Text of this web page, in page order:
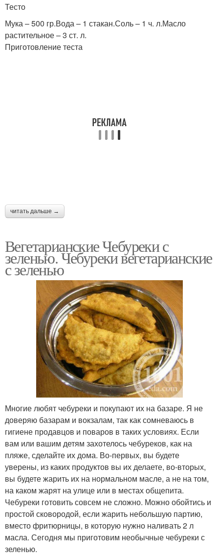
Тесто
Мука – 500 гр.Вода – 1 стакан.Соль – 1 ч. л.Масло
растительное – 3 ст. л.
Приготовление теста
читать дальше →
Вегетарианские Чебуреки с
зеленью. Чебуреки вегетарианские
с зеленью
Многие любят чебуреки и покупают их на базаре. Я не
доверяю базарам и вокзалам, так как сомневаюсь в
гигиене продавцов и поваров в таких условиях. Если
вам или вашим детям захотелось чебуреков, как на
пляже, сделайте их дома. Во-первых, вы будете
уверены, из каких продуктов вы их делаете, во-вторых,
вы будете жарить их на нормальном масле, а не на том,
на каком жарят на улице или в местах общепита.
Чебуреки готовить совсем не сложно. Можно обойтись и
простой сковородой, если жарить небольшую партию,
вместо фритюрницы, в которую нужно наливать 2 л
масла. Сегодня мы приготовим необычные чебуреки с
зеленью.